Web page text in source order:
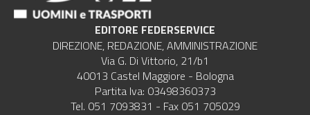
EDITORE FEDERSERVICE
DIREZIONE, REDAZIONE, AMMINISTRAZIONE
Via G. Di Vittorio, 21/b1
40013 Castel Maggiore - Bologna
Partita Iva: 03498360373
Tel. 051 7093831 - Fax 051 705029